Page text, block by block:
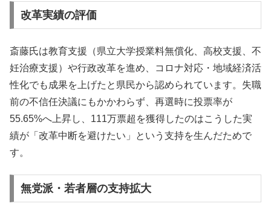
改革実績の評価
斎藤氏は教育支援（県立大学授業料無償化、高校支援、不
妊治療支援）や行政改革を進め、コロナ対応・地域経済活
性化でも成果を上げたと県民から認められています。失職
前の不信任決議にもかかわらず、再選時に投票率が
55.65%へ上昇し、111万票超を獲得したのはこうした実
績が「改革中断を避けたい」という支持を生んだためで
す。
無党派・若者層の支持拡大